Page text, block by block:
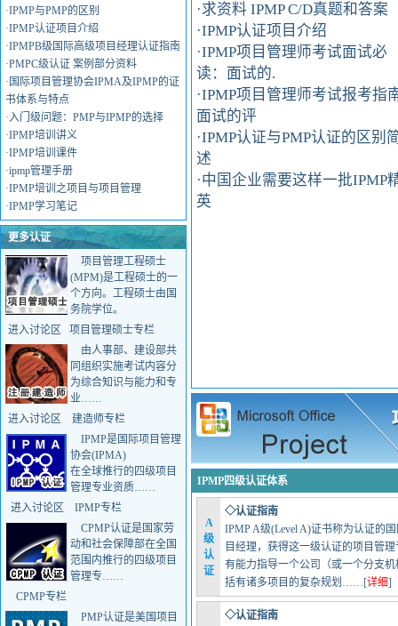
·IPMP与PMP的区别
·IPMP认证项目介绍
·IPMPB级国际高级项目经理认证指南
·PMPC级认证 案例部分资料
· 国际项目管理协会IPMA及IPMP的证
书体系与特点
·入门级问题：PMP与IPMP的选择
·IPMP培训讲义
·IPMP培训课件
·ipmp管理手册
·IPMP培训之项目与项目管理
·IPMP学习笔记
更多认证
项目管理工程硕士
(MPM)是工程硕士的一
个方向。工程硕士由国
务院学位。
进入讨论区
项目管理硕士专栏
由人事部、建设部共
同组织实施考试内容分
为综合知识与能力和专
业……
进入讨论区
建造师专栏
IPMP是国际项目管理
协会(IPMA)
在全球推行的四级项目
管理专业资质……
进入讨论区
IPMP专栏
CPMP认证是国家劳
动和社会保障部在全国
范围内推行的四级项目
管理专……
CPMP专栏
PMP认证是美国项目
·求资料 IPMP C/D真题和答案
·IPMP认证项目介绍
·IPMP项目管理师考试面试必
读：面试的.
·IPMP项目管理师考试报考指
面试的评
·IPMP认证与PMP认证的区别
述
·中国企业需要这样一批IPMP
英
IPMP四级认证体系
A
级
认
证
◇认证指南
IPMP A级(Level A)证书称为认证的
目经理，获得这一级认证的项目管
有能力指导一个公司（或一个分支机
括有诸多项目的复杂规划……[详细]
◇认证指南